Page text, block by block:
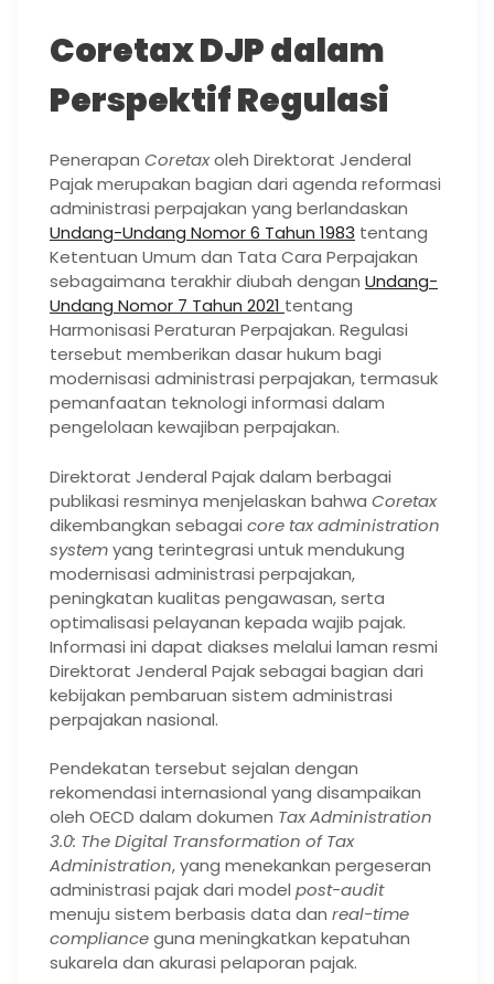
Coretax DJP dalam
Perspektif Regulasi
Penerapan Coretaxoleh Direktorat Jenderal
Pajak merupakan bagian dari agenda reformasi
administrasi perpajakan yang berlandaskan
Undang-Undang Nomor 6 Tahun 1983 tentang
Ketentuan Umum dan Tata Cara Perpajakan
sebagaimana terakhir diubah dengan Undang-
Undang Nomor 7 Tahun 2021 tentang
Harmonisasi Peraturan Perpajakan. Regulasi
tersebut memberikan dasar hukum bagi
modernisasi administrasi perpajakan, termasuk
pemanfaatan teknologi informasi dalam
pengelolaan kewajiban perpajakan.
Direktorat Jenderal Pajak dalam berbagai
publikasi resminya menjelaskan bahwa Coretax
dikembangkan sebagai core tax administration
systemyang terintegrasi untuk mendukung
modernisasi administrasi perpajakan,
peningkatan kualitas pengawasan, serta
optimalisasi pelayanan kepada wajib pajak.
Informasi ini dapat diakses melalui laman resmi
Direktorat Jenderal Pajak sebagai bagian dari
kebijakan pembaruan sistem administrasi
perpajakan nasional.
Pendekatan tersebut sejalan dengan
rekomendasi internasional yang disampaikan
oleh OECD dalam dokumen Tax Administration
3.0: The Digital Transformation of Tax
Administration, yang menekankan pergeseran
administrasi pajak dari model post-audit
menuju sistem berbasis data dan real-time
complianceguna meningkatkan kepatuhan
sukarela dan akurasi pelaporan pajak.